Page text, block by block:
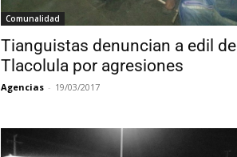
Comunalidad
Tianguistas denuncian a edil de
Tlacolula por agresiones
Agencias - 19/03/2017